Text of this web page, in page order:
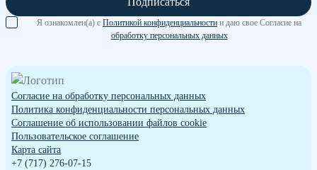
Я ознакомлен(а) с Политикой конфиденциальности и даю свое Согласие на
обработку персональных данных
Согласие на обработку персональных данных
Политика конфиденциальности персональных данных
Cоглашение об использовании файлов cookie
Пользовательское соглашение
Карта сайта
+7 (717) 276-07-15